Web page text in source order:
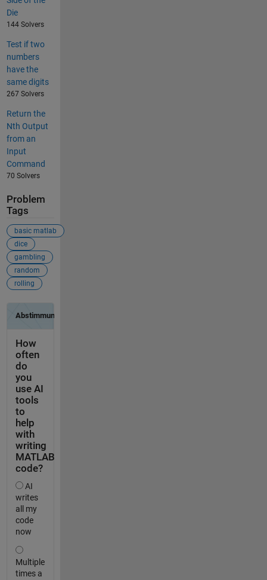
Die
144 Solvers
Test if two
numbers
have the
same digits
267 Solvers
Return the
Nth Output
from an
Input
Command
70 Solvers
Problem
Tags
basic matlab
dice
gambling
random
rolling